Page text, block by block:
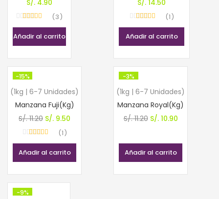
S/. 4.90
3
Añadir al carrito
S/. 14.50
1
Añadir al carrito
-15%
(1kg | 6-7 Unidades)
Manzana Fuji(Kg)
S/.11.20 El
precio
original
era:
S/. 9.50
actual
es:
1
Añadir al carrito
-3%
(1kg | 6-7 Unidades)
Manzana Royal(Kg)
S/.11.20 El
original
era:
S/.10.90El
actual
Añadir al carrito
-9%